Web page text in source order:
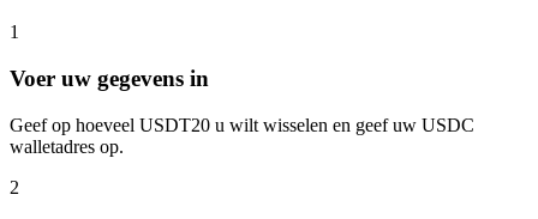
1
Voer uw gegevens in
Geef op hoeveel USDT20 u wilt wisselen en geef uw USDC
walletadres op.
2